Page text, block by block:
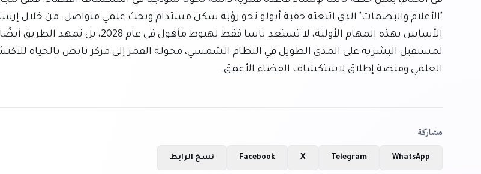
العلمي ومنصة إطلاق لاستكشاف الفضاء الأعمق.
مشاركة
WhatsApp
Telegram
X
Facebook نسخ الرابط